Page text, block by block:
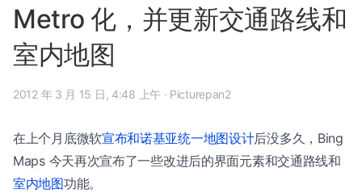
Metro 化，并更新交通路线和
室内地图
2012 年 3 月 15 日, 4:48 上午 · Picturepan2
在上个月底微软宣布和诺基亚统一地图设计后没多久，Bing
Maps 今天再次宣布了一些改进后的界面元素和交通路线和
室内地图功能。